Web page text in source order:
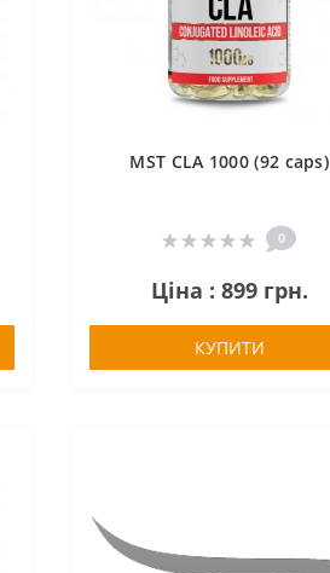
MST CLA 1000 (92 caps)
0
Ціна : 899 грн.
КУПИТИ